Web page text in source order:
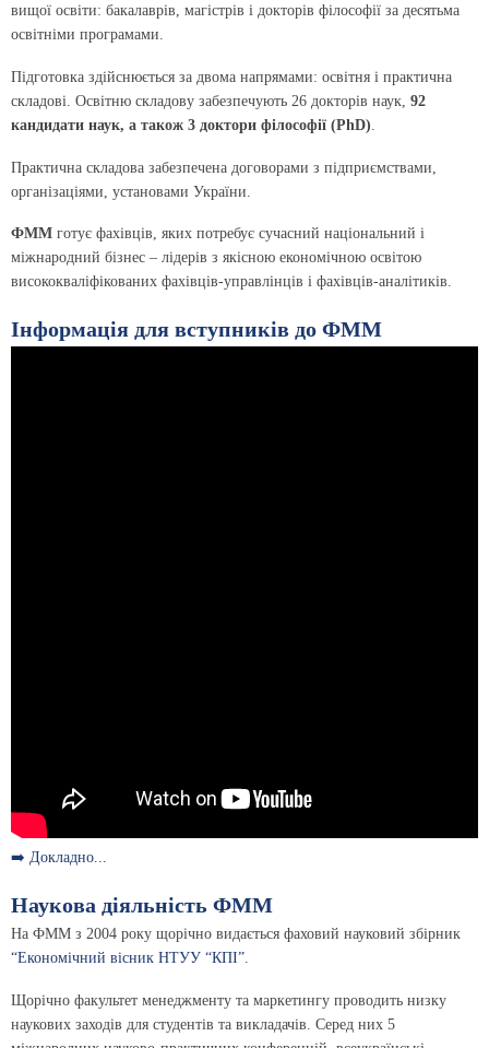
вищої освіти: бакалаврів, магістрів і докторів філософії за десятьма
освітніми програмами.
Підготовка здійснюється за двома напрямами: освітня і практична
складові. Освітню складову забезпечують 26 докторів наук, 92
кандидати наук, а також 3 доктори філософії (PhD)
Практична складова забезпечена договорами з підприємствами,
організаціями, установами України.
ФММ готує фахівців, яких потребує сучасний національний і
міжнародний бізнес – лідерів з якісною економічною освітою
висококваліфікованих фахівців-управлінців і фахівців-аналітиків.
Інформація для вступників до ФММ
➡️ Докладно...
Наукова діяльність ФММ
На ФММ з 2004 року щорічно видається фаховий науковий збірник
“Економічний вісник НТУУ “КПІ”
Щорічно факультет менеджменту та маркетингу проводить низку
наукових заходів для студентів та викладачів. Серед них 5